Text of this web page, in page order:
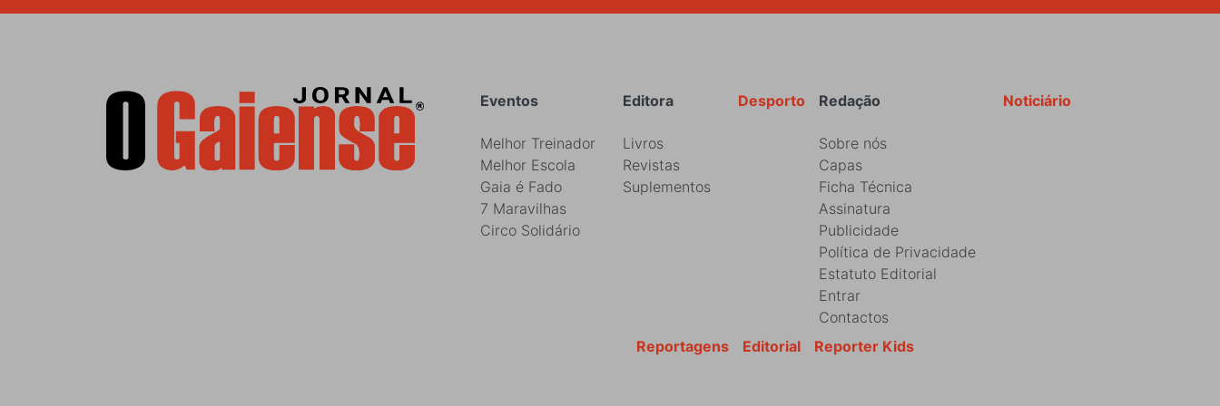
Rodapé Noticiário
Redação
Sobre nós
Capas
Ficha Técnica
Assinatura
Publicidade
Política de Privacidade
Estatuto Editorial
Entrar
Contactos
Desporto
Editora
Livros
Revistas
Suplementos
Eventos
Melhor Treinador
Melhor Escola
Gaia é Fado
7 Maravilhas
Circo Solidário
Reporter Kids
Editorial
Reportagens